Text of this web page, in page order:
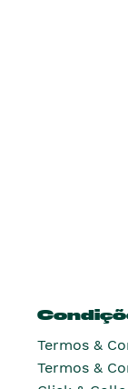
Termos &
Termos &